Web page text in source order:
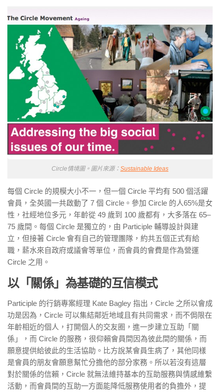
Circle情境圖。圖片來源： Sustainable Ideas
每個 Circle 的規模大小不一，但一個 Circle 平均有 500 個活躍
會員，全英國一共啟動了 7 個 Circle。參加 Circle 的人65%是女
性，社經地位多元，年齡從 49 歲到 100 歲都有，大多落在 65–
75 歲間。每個 Circle 是獨立的，由 Participle 輔導設計與建
立，但接著 Circle 會有自己的管理團隊，約共五個正式有給
職，薪水來自政府或議會等單位，而會員的會費是作為營運
Circle 之用。
以「關係」為基礎的互信模式
Participle 的行銷專案經理 Kate Bagley 指出，Circle 之所以會成
功是因為，Circle 可以集結鄰近地域且有共同需求，而不侷限在
年齡相近的個人，打開個人的交友圈，進一步建立互助「關
係」，而 Circle 的服務，很仰賴會員間因為彼此間的關係，而
願意提供給彼此的生活協助。比方說某會員生病了，其他同樣
是會員的朋友會願意幫忙分擔他的部分家務。所以若沒有這層
對於關係的信賴，Circle 就無法維持基本的互助服務與情感維繫
活動，而會員間的互助一方面能降低服務使用者的負擔外，提